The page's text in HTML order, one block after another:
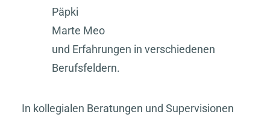
Päpki
Marte Meo
und Erfahrungen in verschiedenen
Berufsfeldern.
In kollegialen Beratungen und Supervisionen